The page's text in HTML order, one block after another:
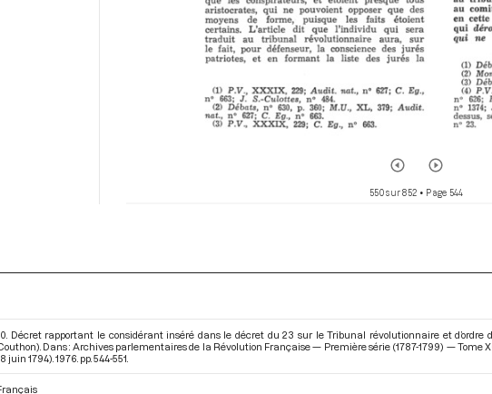
550 sur 852 • Page 544
Décret rapportant le considérant inséré dans le décret du 23 sur le Tribunal révolutionnaire et d’ordre
Dans : Archives parlementaires de la Révolution Française — Première série (1787-1799) —
juin 1794) . 1976. pp. 544-551.